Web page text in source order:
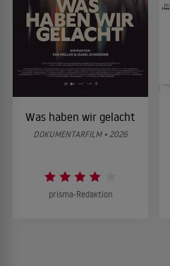
Was haben wir gelacht
DOKUMENTARFILM • 2026
prisma-Redaktion